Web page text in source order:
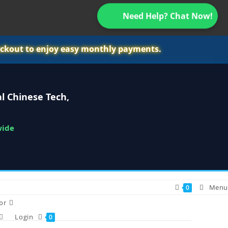
Need Help? Chat Now!
to enjoy easy monthly payments.
Chinese Tech,
Login 0
0 Menu